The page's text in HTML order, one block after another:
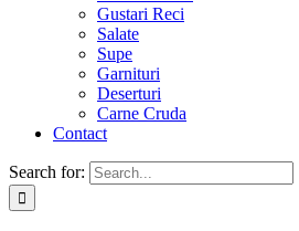
Gustari Reci
Salate
Supe
Garnituri
Deserturi
Carne Cruda
Contact
Search for: